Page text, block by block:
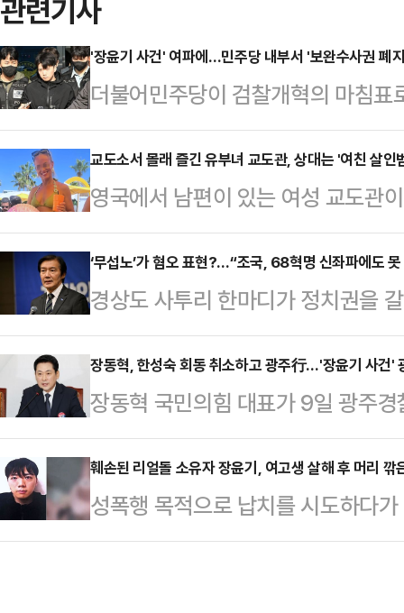
관련기사
'장윤기 사건' 여파에…민주당 내부서 '보완수사권 폐
더불어민주당이 검찰개혁의 마침
당론이 최근 발생한 '광주 여고생
센 격론에 휩싸일 전망이다. 경찰의
아낸 사실이 드러나면서, 제도 폐지
신중론이 고개를 들고 있어서다. 특
서 당내 세력 대결과 여야 대치 전
민주당 의원은 8일 페이스북에 "검
는 반대한다"면서…
교도소서 몰래 즐긴 유부녀 교도관, 상대는 '여친 살인
영국에서 남편이 있는 여성 교도관
관계를 맺었다는 의혹이 제기되면
다.4일(현지시간) 영국 더선에 따
가 최근 잉글랜드 케임브리지셔에
의 프랭클랜드 교도소로 옮겨졌다.
시설로 '괴물 저택'으로 불리는 곳
속 여성 교도관 태미 데플린과의 부
자들을 엄격하게 통제하고…
‘무섭노’가 혐오 표현?…“조국, 68혁명 신좌파에도
경상도 사투리 한마디가 정치권을
멤버 원이가 유튜브 방송에서 쓴 ‘
이라는 지적이 나오자, 조국 전 조
별법’을 제시한 데 이어 이튿날에
이상 사용하지 말아야 한다”며 가
일 생방송한 데일리안TV 정치 시사
서 이 논란을 조국 전 대표의 정체
안의 성격부…
장동혁, 한성숙 회동 취소하고 광주行…'장윤기 사건'
장동혁 국민의힘 대표가 9일 광주
기 사건'과 관련한 일정으로, 여권
하기 위한 포석으로 풀이된다.국민
한성숙 국무총리와의 첫 회동을 취
표는 광주경찰청장을 만나 여고생
훼손된 리얼돌 소유자 장윤기, 여고생 살해 후 머리 깎
성폭행 목적으로 납치를 시도하다
혐의로 기소된 장윤기(23)가 범행